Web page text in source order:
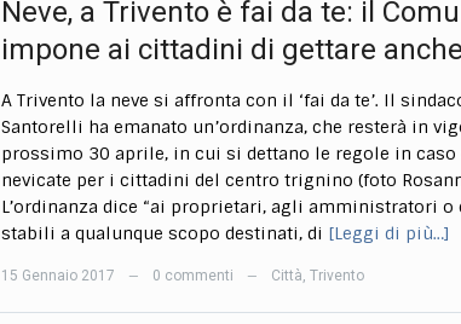
Neve, a Trivento è fai da te: il
impone ai cittadini di gettare
A Trivento la neve si affronta con il ‘fai da te’. Il
Santorelli ha emanato un’ordinanza, che resterà in
prossimo 30 aprile, in cui si dettano le regole in caso
nevicate per i cittadini del centro trignino (foto
L’ordinanza dice “ai proprietari, agli amministratori o
stabili a qualunque scopo destinati, di [Leggi di più…]
15 Gennaio 2017 — 0 commenti — Città, Trivento